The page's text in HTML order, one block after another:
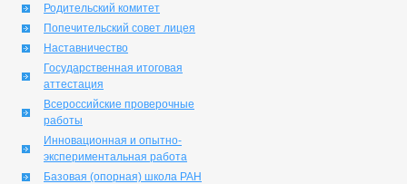
Родительский комитет
Попечительский совет лицея
Наставничество
Государственная итоговая
аттестация
Всероссийские проверочные
работы
Инновационная и опытно-
экспериментальная работа
Базовая (опорная) школа РАН